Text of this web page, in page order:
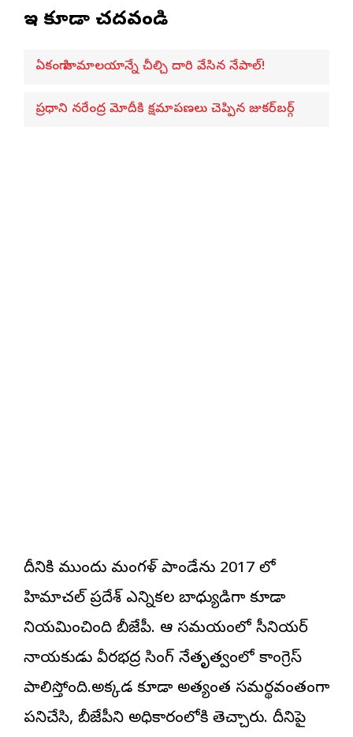
ఇవి కూడా చదవండి
ఏకంగా హిమాలయాన్నే చీల్చి దారి వేసిన నేపాల్!
ప్రధాని నరేంద్ర మోదీకి క్షమాపణలు చెప్పిన జుకర్‌బర్గ్
దీనికి ముందు మంగళ్ పాండేను 2017 లో
హిమాచల్ ప్రదేశ్ ఎన్నికల బాధ్యుడిగా కూడా
నియమించింది బీజేపీ. ఆ సమయంలో సీనియర్
నాయకుడు వీరభద్ర సింగ్ నేతృత్వంలో కాంగ్రెస్
పాలిస్తోంది.అక్కడ కూడా అత్యంత సమర్థవంతంగా
పనిచేసి, బీజేపీని అధికారంలోకి తెచ్చారు. దీనిపై